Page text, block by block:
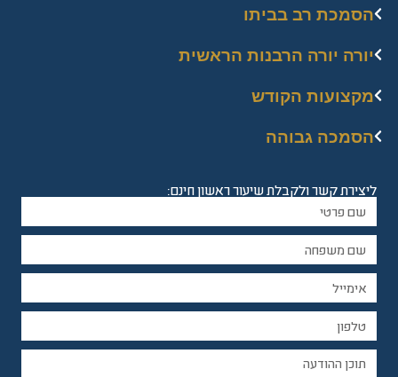
הסמכת רב בביתו
יורה יורה הרבנות הראשית
מקצועות הקודש
הסמכה גבוהה
ליצירת קשר ולקבלת שיעור ראשון חינם: